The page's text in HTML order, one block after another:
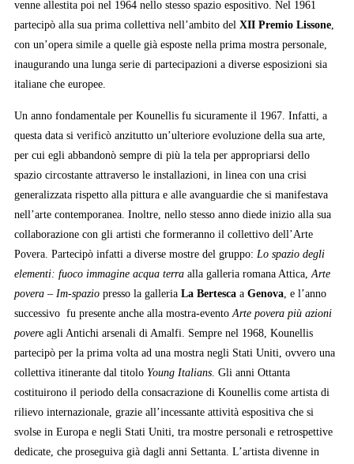
venne allestita poi nel 1964 nello stesso spazio espositivo. Nel 1961
partecipò alla sua prima collettiva nell’ambito del XII Premio Lissone,
con un’opera simile a quelle già esposte nella prima mostra personale,
inaugurando una lunga serie di partecipazioni a diverse esposizioni sia
italiane che europee.
Un anno fondamentale per Kounellis fu sicuramente il 1967. Infatti, a
questa data si verificò anzitutto un’ulteriore evoluzione della sua arte,
per cui egli abbandonò sempre di più la tela per appropriarsi dello
spazio circostante attraverso le installazioni, in linea con una crisi
generalizzata rispetto alla pittura e alle avanguardie che si manifestava
nell’arte contemporanea. Inoltre, nello stesso anno diede inizio alla sua
collaborazione con gli artisti che formeranno il collettivo dell’Arte
Povera. Partecipò infatti a diverse mostre del gruppo: Lo spazio degli
elementi: fuoco immagine acqua terraalla galleria romana Attica, Arte
povera – Im-spaziopresso la galleria La Bertescaa Genova, e l’anno
successivo fu presente anche alla mostra-evento Arte povera più azioni
povere agli Antichi arsenali di Amalfi. Sempre nel 1968, Kounellis
partecipò per la prima volta ad una mostra negli Stati Uniti, ovvero una
collettiva itinerante dal titolo Young Italians. Gli anni Ottanta
costituirono il periodo della consacrazione di Kounellis come artista di
rilievo internazionale, grazie all’incessante attività espositiva che si
svolse in Europa e negli Stati Uniti, tra mostre personali e retrospettive
dedicate, che proseguiva già dagli anni Settanta. L’artista divenne in